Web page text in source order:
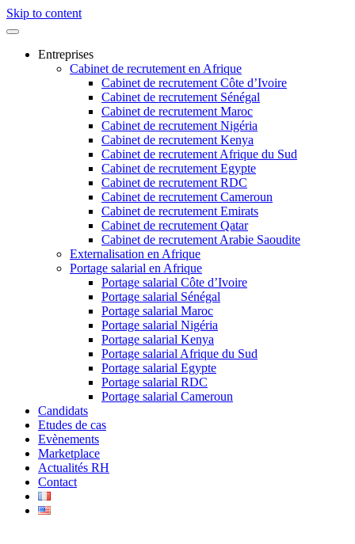
Skip to content
Entreprises
Cabinet de recrutement en Afrique
Cabinet de recrutement Côte d’Ivoire
Cabinet de recrutement Sénégal
Cabinet de recrutement Maroc
Cabinet de recrutement Nigéria
Cabinet de recrutement Kenya
Cabinet de recrutement Afrique du Sud
Cabinet de recrutement Egypte
Cabinet de recrutement RDC
Cabinet de recrutement Cameroun
Cabinet de recrutement Emirats
Cabinet de recrutement Qatar
Cabinet de recrutement Arabie Saoudite
Externalisation en Afrique
Portage salarial en Afrique
Portage salarial Côte d’Ivoire
Portage salarial Sénégal
Portage salarial Maroc
Portage salarial Nigéria
Portage salarial Kenya
Portage salarial Afrique du Sud
Portage salarial Egypte
Portage salarial RDC
Portage salarial Cameroun
Candidats
Etudes de cas
Evènements
Marketplace
Actualités RH
Contact